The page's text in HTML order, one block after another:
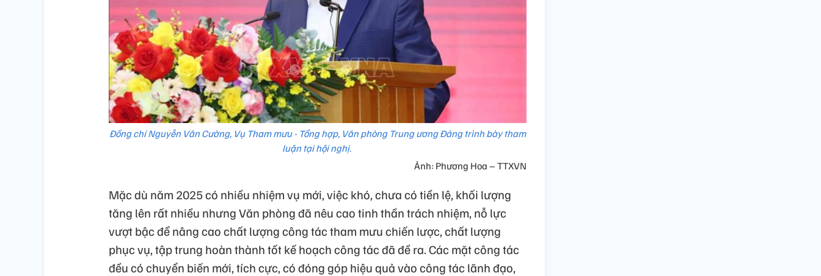
Đồng chí Nguyễn Văn Cường, Vụ Tham mưu - Tổng hợp, Văn phòng Trung ương Đảng trình bày tham
luận tại hội nghị.
Ảnh: Phương Hoa – TTXVN
Mặc dù năm 2025 có nhiều nhiệm vụ mới, việc khó, chưa có tiền lệ, khối lượng
tăng lên rất nhiều nhưng Văn phòng đã nêu cao tinh thần trách nhiệm, nỗ lực
vượt bậc để nâng cao chất lượng công tác tham mưu chiến lược, chất lượng
phục vụ, tập trung hoàn thành tốt kế hoạch công tác đã đề ra. Các mặt công tác
đều có chuyển biến mới, tích cực, có đóng góp hiệu quả vào công tác lãnh đạo,